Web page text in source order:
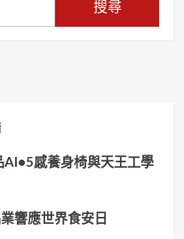
AI•5感養身椅與天王工學
響應世界食安日